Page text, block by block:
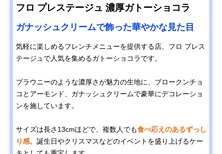
フロ プレステージュ 濃厚ガトーショコラ
ガナッシュクリームで飾った華やかな見た目
気軽に楽しめるフレンチメニューを提供する店、フロ プレス
テージュで人気を集めるガトーショコラです。
ブラウニーのような濃厚さが魅力の生地に、ブロークンチョ
コとアーモンド、ガナッシュクリームで豪華にデコレーショ
ンを施しています。
サイズは長さ13cmほどで、複数人でも食べ応えのあるずっし
り感。誕生日やクリスマスなどのイベントを盛り上げるケー